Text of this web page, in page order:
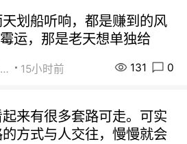
划船听响，都是赚到的风
运，那是老天想单独给
街友49168527 15小时前 131 0
来有很多套路可走。可实
方式与人交往，慢慢就会